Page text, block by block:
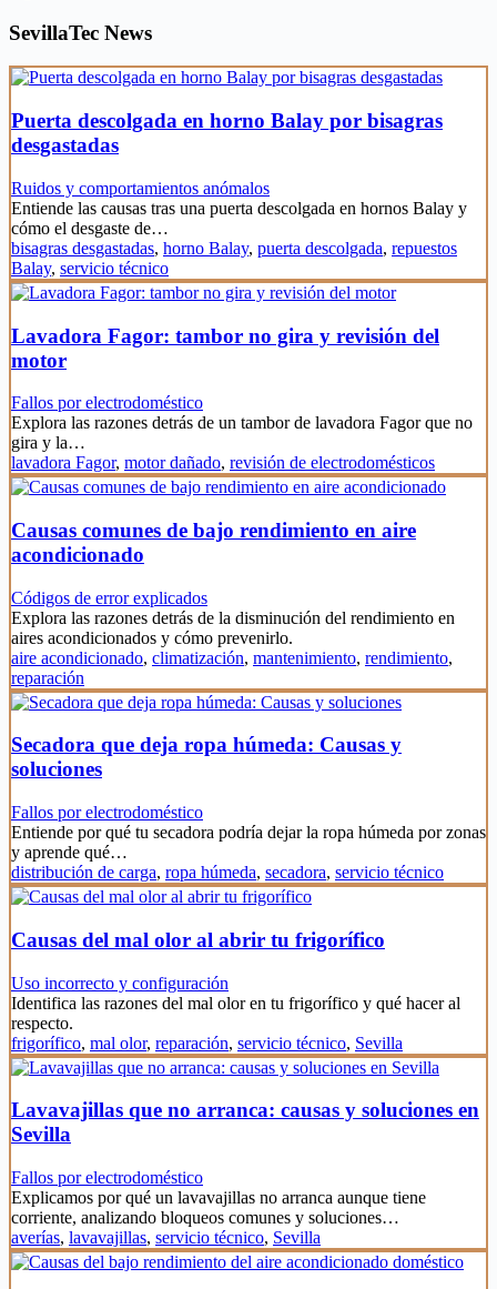
SevillaTec News
Puerta descolgada en horno Balay por bisagras
desgastadas
Ruidos y comportamientos anómalos
Entiende las causas tras una puerta descolgada en hornos Balay y
cómo el desgaste de…
bisagras desgastadas, horno Balay, puerta descolgada, repuestos
Balay, servicio técnico
Lavadora Fagor: tambor no gira y revisión del
motor
Fallos por electrodoméstico
Explora las razones detrás de un tambor de lavadora Fagor que no
gira y la…
lavadora Fagor, motor dañado, revisión de electrodomésticos
Causas comunes de bajo rendimiento en aire
acondicionado
Códigos de error explicados
Explora las razones detrás de la disminución del rendimiento en
aires acondicionados y cómo prevenirlo.
aire acondicionado, climatización, mantenimiento, rendimiento,
reparación
Secadora que deja ropa húmeda: Causas y
soluciones
Fallos por electrodoméstico
Entiende por qué tu secadora podría dejar la ropa húmeda por zonas
y aprende qué…
distribución de carga, ropa húmeda, secadora, servicio técnico
Causas del mal olor al abrir tu frigorífico
Uso incorrecto y configuración
Identifica las razones del mal olor en tu frigorífico y qué hacer al
respecto.
frigorífico, mal olor, reparación, servicio técnico, Sevilla
Lavavajillas que no arranca: causas y soluciones en
Sevilla
Fallos por electrodoméstico
Explicamos por qué un lavavajillas no arranca aunque tiene
corriente, analizando bloqueos comunes y soluciones…
averías, lavavajillas, servicio técnico, Sevilla